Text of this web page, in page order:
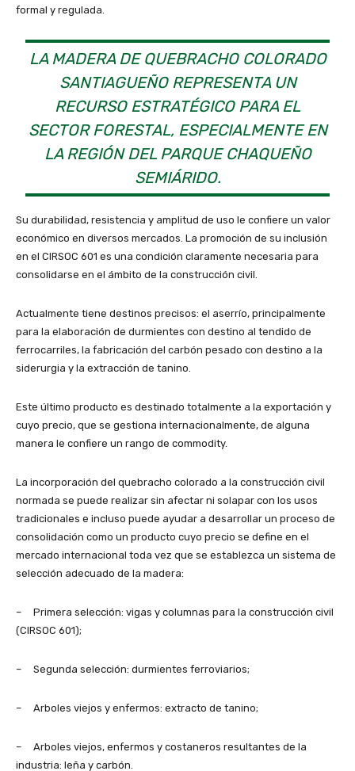
formal y regulada.
LA MADERA DE QUEBRACHO COLORADO
SANTIAGUEÑO REPRESENTA UN
RECURSO ESTRATÉGICO PARA EL
SECTOR FORESTAL, ESPECIALMENTE EN
LA REGIÓN DEL PARQUE CHAQUEÑO
SEMIÁRIDO.
Su durabilidad, resistencia y amplitud de uso le confiere un valor
económico en diversos mercados. La promoción de su inclusión
en el CIRSOC 601 es una condición claramente necesaria para
consolidarse en el ámbito de la construcción civil.
Actualmente tiene destinos precisos: el aserrío, principalmente
para la elaboración de durmientes con destino al tendido de
ferrocarriles, la fabricación del carbón pesado con destino a la
siderurgia y la extracción de tanino.
Este último producto es destinado totalmente a la exportación y
cuyo precio, que se gestiona internacionalmente, de alguna
manera le confiere un rango de commodity.
La incorporación del quebracho colorado a la construcción civil
normada se puede realizar sin afectar ni solapar con los usos
tradicionales e incluso puede ayudar a desarrollar un proceso de
consolidación como un producto cuyo precio se define en el
mercado internacional toda vez que se establezca un sistema de
selección adecuado de la madera:
– Primera selección: vigas y columnas para la construcción civil
(CIRSOC 601);
– Segunda selección: durmientes ferroviarios;
– Arboles viejos y enfermos: extracto de tanino;
– Arboles viejos, enfermos y costaneros resultantes de la
industria: leña y carbón.